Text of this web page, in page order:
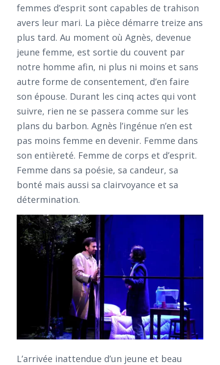
femmes d’esprit sont capables de trahison
avers leur mari. La pièce démarre treize ans
plus tard. Au moment où Agnès, devenue
jeune femme, est sortie du couvent par
notre homme afin, ni plus ni moins et sans
autre forme de consentement, d’en faire
son épouse. Durant les cinq actes qui vont
suivre, rien ne se passera comme sur les
plans du barbon. Agnès l’ingénue n’en est
pas moins femme en devenir. Femme dans
son entièreté. Femme de corps et d’esprit.
Femme dans sa poésie, sa candeur, sa
bonté mais aussi sa clairvoyance et sa
détermination.
L’arrivée inattendue d’un jeune et beau